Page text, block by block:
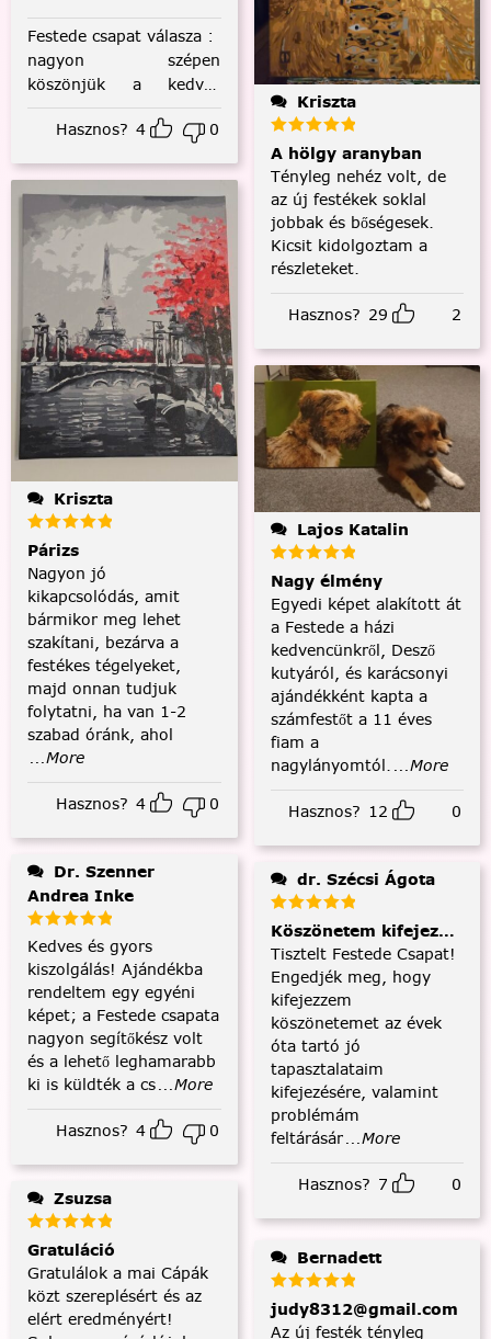
Festede csapat válasza :
nagyon szépen
köszönjük a kedves
visszajelzést! :)
Hasznos? 4 0
Kriszta
Párizs
Nagyon jó
kikapcsolódás, amit
bármikor meg lehet
szakítani, bezárva a
festékes tégelyeket,
majd onnan tudjuk
folytatni, ha van 1-2
szabad óránk, ahol
...More
Hasznos? 4 0
Andrea Inke
Kedves és gyors
kiszolgálás! Ajándékba
rendeltem egy egyéni
képet; a Festede csapata
nagyon segítőkész volt
és a lehető leghamarabb
ki is küldték a cs...More
Hasznos? 4 0
Zsuzsa
Gratuláció
Gratulálok a mai Cápák
közt szereplésért és az
elért eredményért!
Kriszta
A hölgy aranyban
Tényleg nehéz volt, de
az új festékek soklal
jobbak és bőségesek.
Kicsit kidolgoztam a
részleteket.
Hasznos? 29 2
Lajos Katalin
Nagy élmény
Egyedi képet alakított át
a Festede a házi
kedvencünkről, Desző
kutyáról, és karácsonyi
ajándékként kapta a
számfestőt a 11 éves
fiam a
nagylányomtól. ...More
Hasznos? 12 0
dr. Szécsi Ágota
Köszönetem kifejezése
Tisztelt Festede Csapat!
Engedjék meg, hogy
kifejezzem
köszönetemet az évek
óta tartó jó
tapasztalataim
kifejezésére, valamint
problémám
feltárásár...More
Hasznos? 7 0
Bernadett
judy8312@gmail.com
Az új festék tényleg